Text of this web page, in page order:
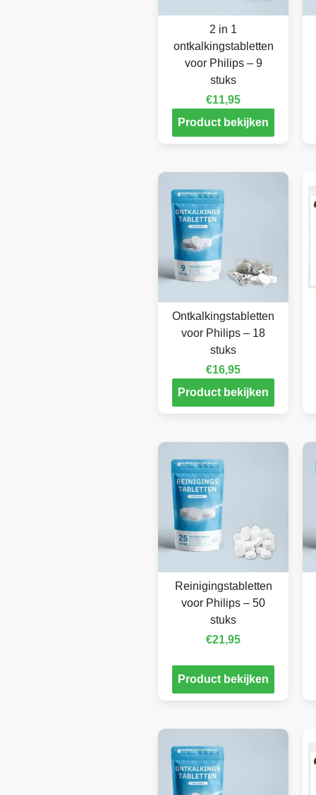
2 in 1
ontkalkingstabletten
voor Philips – 9
stuks
€11,95
Product bekijken
Ontkalkingstabletten
voor Philips – 18
stuks
€16,95
Product bekijken
Reinigingstabletten
voor Philips – 50
stuks
€21,95
Product bekijken